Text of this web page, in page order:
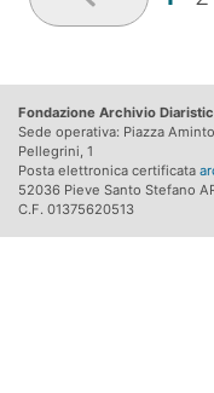
Fondazione Archivio
Sede operativa: Piazza
Pellegrini, 1
Posta elettronica certificata
52036 Pieve Santo Stefano
C.F. 01375620513